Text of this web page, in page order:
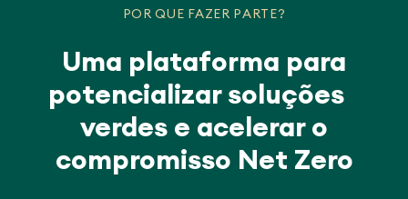
POR QUE FAZER PARTE?
Uma plataforma para
potencializar soluções
verdes e acelerar o
compromisso Net Zero